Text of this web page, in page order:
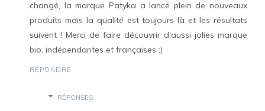
changé, la marque Patyka a lancé plein de nouveaux
produits mais la qualité est toujours là et les résultats
suivent ! Merci de faire découvrir d'aussi jolies marque
bio, indépendantes et françaises :)
RÉPONDRE
RÉPONSES